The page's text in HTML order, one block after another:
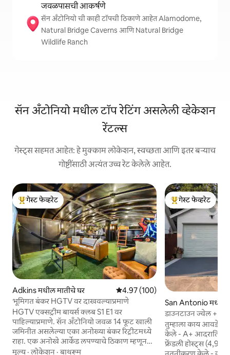
जवळपासची आकर्षणे
सॅन अँटोनियो ची काही टॉपची ठिकाणे आहेत Alamodome,
Natural Bridge Caverns आणि Natural Bridge
Wildlife Ranch
सॅन अँटोनियो मधील टॉप रेटिंग असलेली व्हेकेशन
रेंटल्स
गेस्ट्स सहमत आहेत: हे मुक्काम लोकेशन, स्वच्छता आणि इतर बऱ्याच
गोष्टींसाठी अत्यंत उच्च रेट केलेले आहेत.
टॉप गेस्ट फेव्हरेट
गेस्ट फेव्हरेट
Adkins मधील मातीचे घर 5 पैकी 4.97 सरासरी रेटिंग, 100 रिव्ह्यूज
4.97 (100)
भूमिगत बंकर HGTV वर दाखवल्याप्रमाणे
HGTV एक्सट्रीम बायर्स क्लब S1 E1 वर
पाहिल्याप्रमाणे. सॅन अँटोनियो जवळ 14 फूट खाली
जमिनीत असलेल्या एका अनोख्या बंकर रिट्रीटमध्ये
राहा. एक अनोखे आर्केड लपण्याचे ठिकाण म्हणून
डिझाइन केलेल्या या वास्तव्याच्या जागेत क्लासिक
मूल्य·लोकेशन ·बाथरूम
टॉप गेस्ट फेव्हरेट
गेस्ट फेव्हरेट
San Antonio मधील
डाउनटाउन ज्वेल +
ट्रानक्विला]
तुम्हाला काय आवडेल -
केले - A+ आदरातिथ्य - सुपर रिस्पॉन्सिव्ह आणि
फ्रेंडली होस्ट्स (4,99